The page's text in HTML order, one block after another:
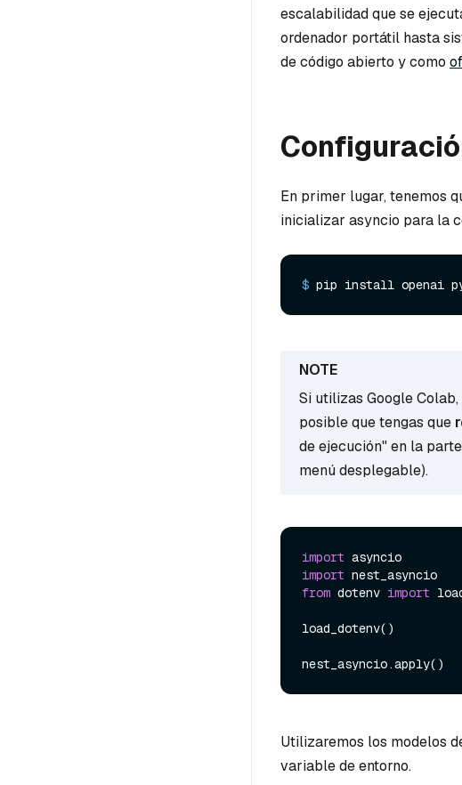
escalabilidad que se
ordenador portátil hasta
de código abierto y como
En primer lugar, tenemos
inicializar asyncio para la
$ pip install openai
Si utilizas Google
posible que tengas que
de ejecución" en la
menú desplegable).
import
import
from dotenv import
load_dotenv()
Utilizaremos los modelos
variable de entorno.